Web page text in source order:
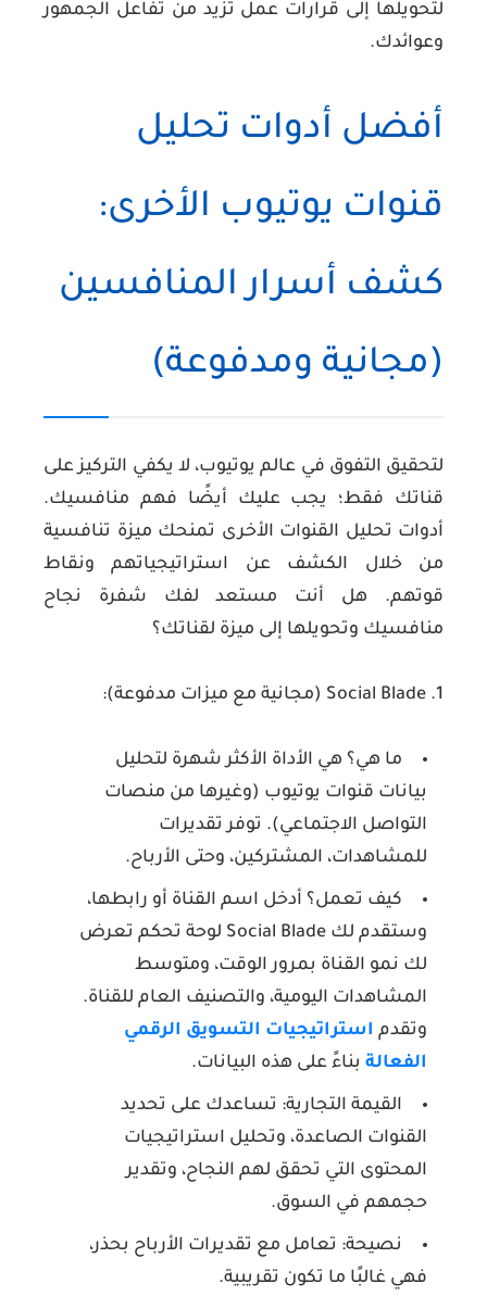
لتحويلها إلى قرارات عمل تزيد من تفاعل الجمهور
وعوائدك.
أفضل أدوات تحليل
قنوات يوتيوب الأخرى:
كشف أسرار المنافسين
(مجانية ومدفوعة)
لتحقيق التفوق في عالم يوتيوب، لا يكفي التركيز على
قناتك فقط؛ يجب عليك أيضًا فهم منافسيك.
أدوات تحليل القنوات الأخرى تمنحك ميزة تنافسية
من خلال الكشف عن استراتيجياتهم ونقاط
قوتهم. هل أنت مستعد لفك شفرة نجاح
منافسيك وتحويلها إلى ميزة لقناتك؟
1. Social Blade (مجانية مع ميزات مدفوعة):
ما هي؟ هي الأداة الأكثر شهرة لتحليل
بيانات قنوات يوتيوب (وغيرها من منصات
التواصل الاجتماعي). توفر تقديرات
للمشاهدات، المشتركين، وحتى الأرباح.
كيف تعمل؟ أدخل اسم القناة أو رابطها،
وستقدم لك Social Blade لوحة تحكم تعرض
لك نمو القناة بمرور الوقت، ومتوسط
المشاهدات اليومية، والتصنيف العام للقناة.
وتقدم استراتيجيات التسويق الرقمي
الفعالة بناءً على هذه البيانات.
القيمة التجارية: تساعدك على تحديد
القنوات الصاعدة، وتحليل استراتيجيات
المحتوى التي تحقق لهم النجاح، وتقدير
حجمهم في السوق.
نصيحة: تعامل مع تقديرات الأرباح بحذر،
فهي غالبًا ما تكون تقريبية.